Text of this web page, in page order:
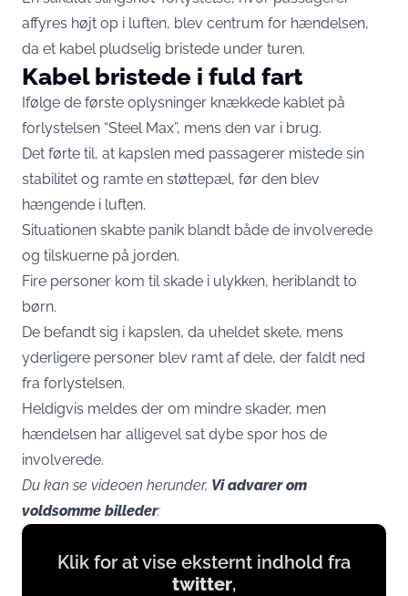
affyres højt op i luften, blev centrum for hændelsen,
da et kabel pludselig bristede under turen.
Kabel bristede i fuld fart
Ifølge de første oplysninger knækkede kablet på
forlystelsen “Steel Max”, mens den var i brug.
Det førte til, at kapslen med passagerer mistede sin
stabilitet og ramte en støttepæl, før den blev
hængende i luften.
Situationen skabte panik blandt både de involverede
og tilskuerne på jorden.
Fire personer kom til skade i ulykken, heriblandt to
børn.
De befandt sig i kapslen, da uheldet skete, mens
yderligere personer blev ramt af dele, der faldt ned
fra forlystelsen.
Heldigvis meldes der om mindre skader, men
hændelsen har alligevel sat dybe spor hos de
involverede.
Du kan se videoen herunder, Vi advarer om
voldsomme billeder:
Display
contentKlik for at vise eksternt indhold fra
twitter,